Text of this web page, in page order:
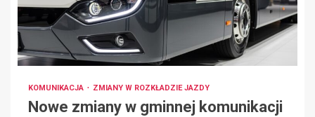
KOMUNIKACJA ZMIANY W ROZKŁADZIE JAZDY
Nowe zmiany w gminnej komunikacji